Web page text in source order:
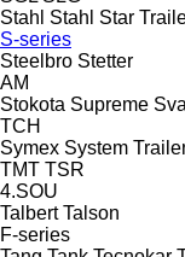
Stahl Stahl Star
S-series
Steelbro Stetter
AM
Stokota Supreme
TCH
Symex System
TMT TSR
4.SOU
Talbert Talson
F-series